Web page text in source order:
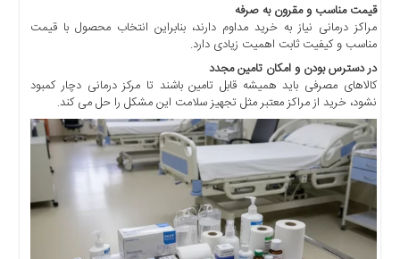
نمونه
چند
رسانه
برگه
قیمت مناسب و مقرون به صرفه
مراکز درمانی نیاز به خرید مداوم دارند، بنابراین انتخاب محصول با قیمت
مناسب و کیفیت ثابت اهمیت زیادی دارد.
در دسترس بودن و امکان تامین مجدد
کالاهای مصرفی باید همیشه قابل تامین باشند تا مرکز درمانی دچار کمبود
نشود، خرید از مراکز معتبر مثل تجهیز سلامت این مشکل را حل می کند.